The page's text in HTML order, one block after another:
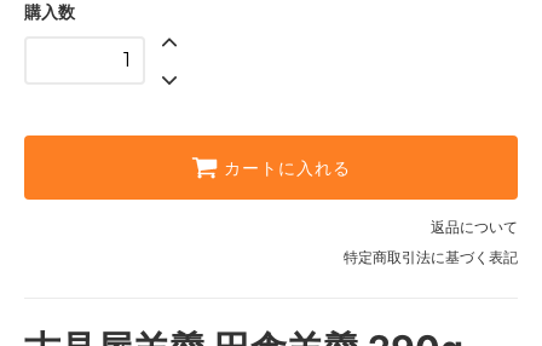
購入数
カートに入れる
返品について
特定商取引法に基づく表記